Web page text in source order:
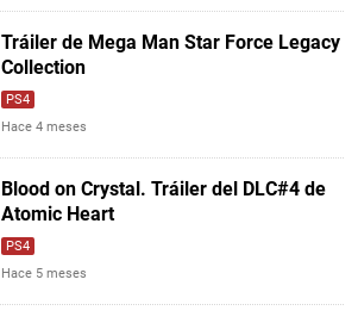
Tráiler de Mega Man Star Force Legacy
Collection
PS4
Hace 4 meses
Blood on Crystal. Tráiler del DLC#4 de
Atomic Heart
PS4
Hace 5 meses